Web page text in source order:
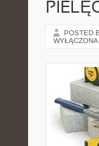
POSTED
WYŁĄCZONA